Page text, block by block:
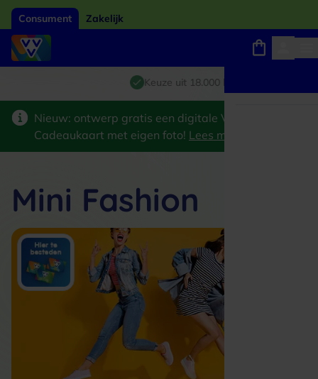
Consument Zakelijk
Giftcard van het jaar 2026
Keuze uit 18.000 locaties
Winkels, webshops en uitjes
Nieuw: ontwerp gratis een digitale VVV
Cadeaukaart met eigen foto! Lees meer
Mini Fashion